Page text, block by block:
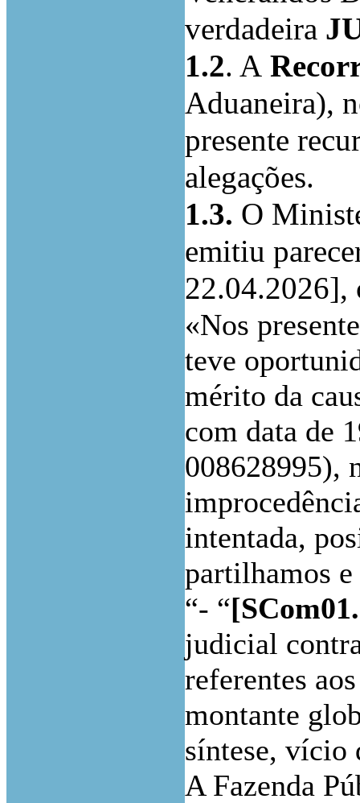
verdadeira
1.2. A
Aduaneira),
presente
alegações.
1.3. O
emitiu
22.04.2026],
«Nos
teve
mérito da
com data de
008628995),
intentada,
partilhamos
“- “
judicial
referentes
montante
síntese, vício
A Fazenda